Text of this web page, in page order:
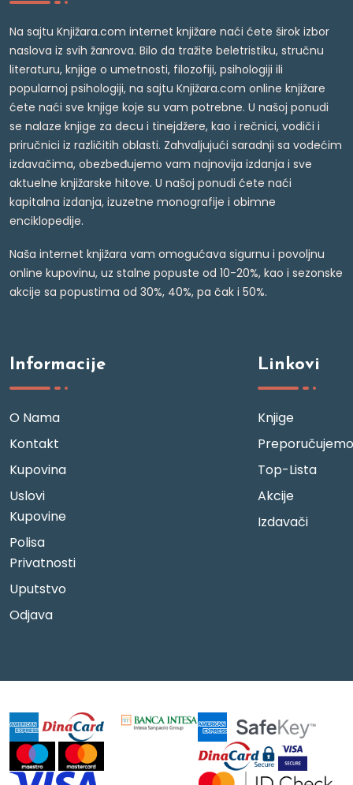
Na sajtu Knjižara.com internet knjižare naći ćete širok izbor
naslova iz svih žanrova. Bilo da tražite beletristiku, stručnu
literaturu, knjige o umetnosti, filozofiji, psihologiji ili
popularnoj psihologiji, na sajtu Knjižara.com online knjižare
ćete naći sve knjige koje su vam potrebne. U našoj ponudi
se nalaze knjige za decu i tinejdžere, kao i rečnici, vodiči i
priručnici iz različitih oblasti. Zahvaljujući saradnji sa vodećim
izdavačima, obezbeđujemo vam najnovija izdanja i sve
aktuelne knjižarske hitove. U našoj ponudi ćete naći
kapitalna izdanja, izuzetne monografije i obimne
enciklopedije.
Naša internet knjižara vam omogućava sigurnu i povoljnu
online kupovinu, uz stalne popuste od 10-20%, kao i sezonske
akcije sa popustima od 30%, 40%, pa čak i 50%.
Informacije
O Nama
Kontakt
Kupovina
Uslovi
Kupovine
Polisa
Privatnosti
Uputstvo
Odjava
Linkovi
Knjige
Preporučujemo
Top-Lista
Akcije
Izdavači